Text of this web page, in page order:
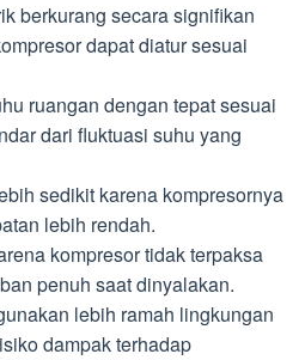
berkurang secara signifikan
dapat diatur sesuai
ruangan dengan tepat sesuai
dari fluktuasi suhu yang
sedikit karena kompresornya
lebih rendah.
kompresor tidak terpaksa
penuh saat dinyalakan.
lebih ramah lingkungan
dampak terhadap